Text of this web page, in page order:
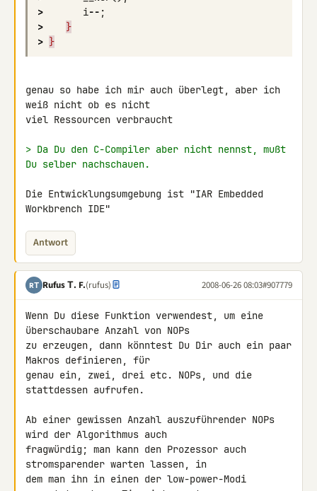
>
i-- ;
>
}
> }
genau so habe ich mir auch überlegt, aber ich
weiß nicht ob es nicht
viel Ressourcen verbraucht
> Da Du den C-Compiler aber nicht nennst, mußt
Du selber nachschauen.
Die Entwicklungsumgebung ist "IAR Embedded
Workbrench IDE"
Antwort
RΤ Rufus Τ. F.(rufus) 2008-06-26 08:03#907779
Wenn Du diese Funktion verwendest, um eine
überschaubare Anzahl von NOPs
zu erzeugen, dann könntest Du Dir auch ein paar
Makros definieren, für
genau ein, zwei, drei etc. NOPs, und die
stattdessen aufrufen.
Ab einer gewissen Anzahl auszuführender NOPs
wird der Algorithmus auch
fragwürdig; man kann den Prozessor auch
stromsparender warten lassen, in
dem man ihn in einen der low-power-Modi